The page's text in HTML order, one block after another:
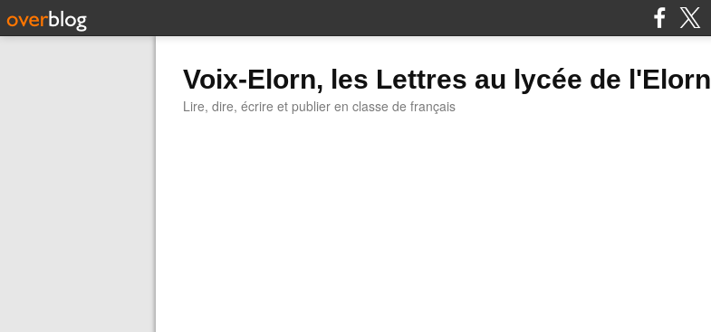
Voix-Elorn, les Lettres au lycée de l'Elorn
Lire, dire, écrire et publier en classe de français